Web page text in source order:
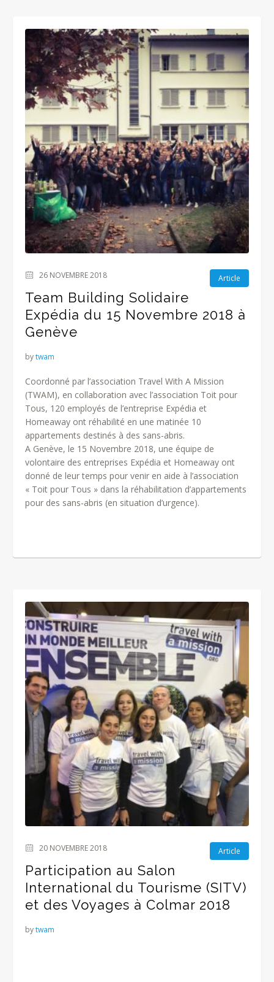
Article
26 NOVEMBRE 2018
Team Building Solidaire
Expédia du 15 Novembre 2018 à
Genève
bytwam
Coordonné par l’association Travel With A Mission
(TWAM), en collaboration avec l’association Toit pour
Tous, 120 employés de l’entreprise Expédia et
Homeaway ont réhabilité en une matinée 10
appartements destinés à des sans-abris.
A Genève, le 15 Novembre 2018, une équipe de
volontaire des entreprises Expédia et Homeaway ont
donné de leur temps pour venir en aide à l’association
« Toit pour Tous » dans la réhabilitation d’appartements
pour des sans-abris (en situation d’urgence).
Article
20 NOVEMBRE 2018
Participation au Salon
International du Tourisme (SITV)
et des Voyages à Colmar 2018
bytwam